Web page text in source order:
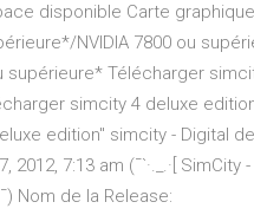
disponible Carte graphique
NVIDIA 7800 ou
supérieure* Télécharger
simcity 4 deluxe
edition" simcity - Digital
2012, 7:13 am (¯`·._.·[ SimCity
Nom de la Release: